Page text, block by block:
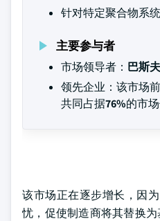
针对特定聚合物系
主要参与者
市场领导者： 巴斯
领先企业：该市场
共同占据76%的市
该市场正在逐步增长，因
忧，促使制造商将其替换